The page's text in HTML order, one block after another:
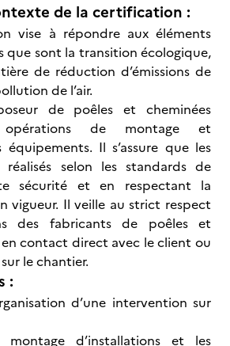
de la certification :
vise à répondre aux éléments
que sont la transition écologique,
de réduction d’émissions de
de l’air.
de poêles et cheminées
de montage et
équipements. Il s’assure que les
selon les standards de
sécurité et en respectant la
vigueur. Il veille au strict respect
des fabricants de poêles et
contact direct avec le client ou
le chantier.
:
d’une intervention sur
montage d’installations et les